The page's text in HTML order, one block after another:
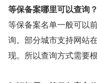
等保备案哪里可以查询？
等保备案名单一般可以
询。部分城市支持网站
现。所以查询方式需要